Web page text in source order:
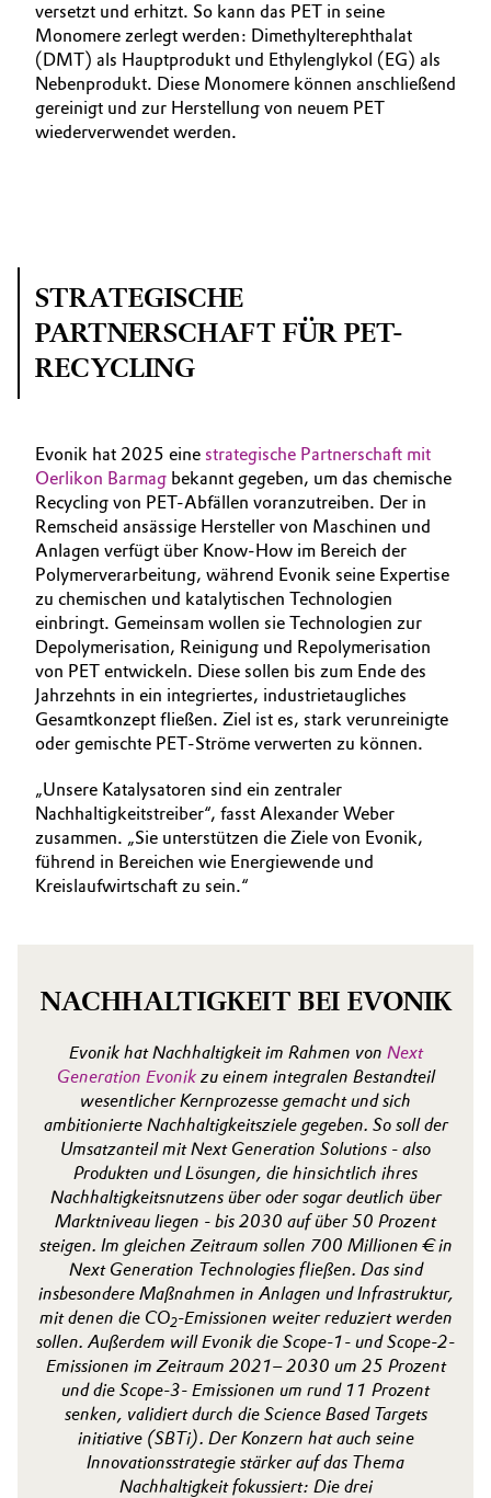
versetzt und erhitzt. So kann das PET in seine
Monomere zerlegt werden: Dimethylterephthalat
(DMT) als Hauptprodukt und Ethylenglykol (EG) als
Nebenprodukt. Diese Monomere können anschließend
gereinigt und zur Herstellung von neuem PET
wiederverwendet werden.
STRATEGISCHE
PARTNERSCHAFT FÜR PET-
RECYCLING
Evonik hat 2025 eine strategische Partnerschaft mit
Oerlikon Barmag bekannt gegeben, um das chemische
Recycling von PET-Abfällen voranzutreiben. Der in
Remscheid ansässige Hersteller von Maschinen und
Anlagen verfügt über Know-How im Bereich der
Polymerverarbeitung, während Evonik seine Expertise
zu chemischen und katalytischen Technologien
einbringt. Gemeinsam wollen sie Technologien zur
Depolymerisation, Reinigung und Repolymerisation
von PET entwickeln. Diese sollen bis zum Ende des
Jahrzehnts in ein integriertes, industrietaugliches
Gesamtkonzept fließen. Ziel ist es, stark verunreinigte
oder gemischte PET‑Ströme verwerten zu können.
„Unsere Katalysatoren sind ein zentraler
Nachhaltigkeitstreiber“, fasst Alexander Weber
zusammen. „Sie unterstützen die Ziele von Evonik,
führend in Bereichen wie Energiewende und
Kreislaufwirtschaft zu sein.“
NACHHALTIGKEIT BEI EVONIK
Evonik hat Nachhaltigkeit im Rahmen von Next
Generation Evonikzu einem integralen Bestandteil
wesentlicher Kernprozesse gemacht und sich
ambitionierte Nachhaltigkeitsziele gegeben. So soll der
Umsatzanteil mit Next Generation Solutions - also
Produkten und Lösungen, die hinsichtlich ihres
Nachhaltigkeitsnutzens über oder sogar deutlich über
Marktniveau liegen - bis 2030 auf über 50 Prozent
steigen. Im gleichen Zeitraum sollen 700 Millionen € in
Next Generation Technologies fließen. Das sind
insbesondere Maßnahmen in Anlagen und Infrastruktur,
mit denen die CO2-Emissionen weiter reduziert werden
sollen. Außerdem will Evonik die Scope-1- und Scope-2-
Emissionen im Zeitraum 2021– 2030 um 25 Prozent
und die Scope-3- Emissionen um rund 11 Prozent
senken, validiert durch die Science Based Targets
initiative (SBTi). Der Konzern hat auch seine
Innovationsstrategie stärker auf das Thema
Nachhaltigkeit fokussiert: Die drei